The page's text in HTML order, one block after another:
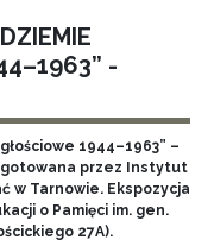
-
1944–1963” –
przez Instytut
w Tarnowie. Ekspozycja
o Pamięci im. gen.
27A).